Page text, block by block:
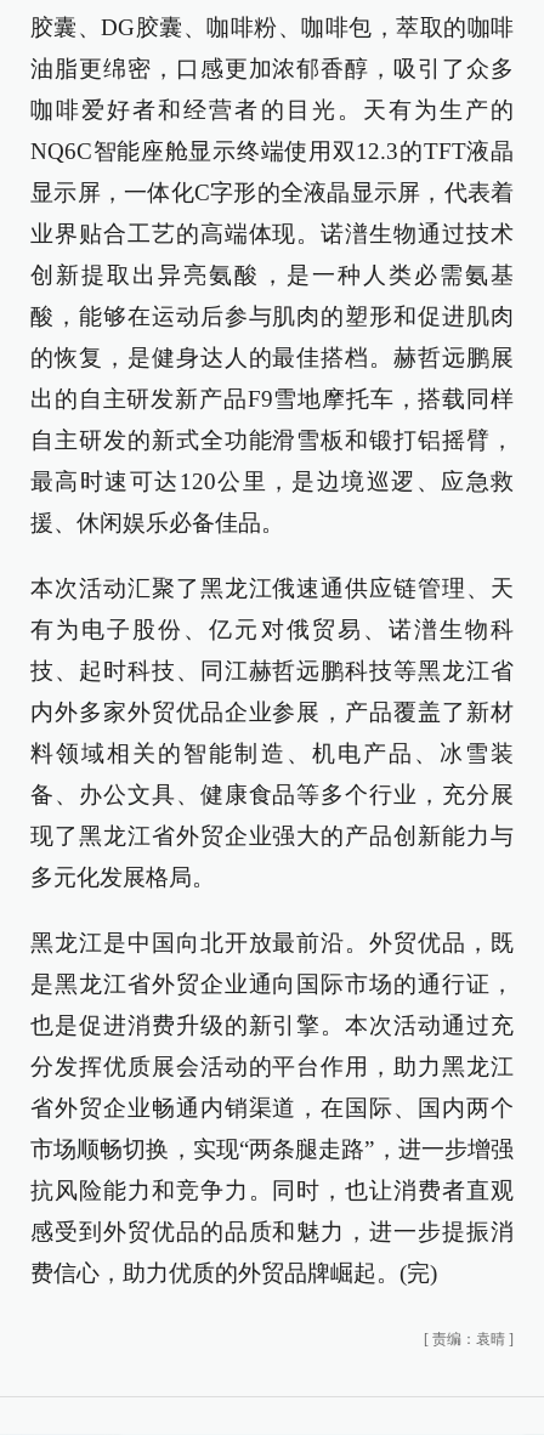
胶囊、DG胶囊、咖啡粉、咖啡包，萃取的咖啡
油脂更绵密，口感更加浓郁香醇，吸引了众多
咖啡爱好者和经营者的目光。天有为生产的
NQ6C智能座舱显示终端使用双12.3的TFT液晶
显示屏，一体化C字形的全液晶显示屏，代表着
业界贴合工艺的高端体现。诺潽生物通过技术
创新提取出异亮氨酸，是一种人类必需氨基
酸，能够在运动后参与肌肉的塑形和促进肌肉
的恢复，是健身达人的最佳搭档。赫哲远鹏展
出的自主研发新产品F9雪地摩托车，搭载同样
自主研发的新式全功能滑雪板和锻打铝摇臂，
最高时速可达120公里，是边境巡逻、应急救
援、休闲娱乐必备佳品。
本次活动汇聚了黑龙江俄速通供应链管理、天
有为电子股份、亿元对俄贸易、诺潽生物科
技、起时科技、同江赫哲远鹏科技等黑龙江省
内外多家外贸优品企业参展，产品覆盖了新材
料领域相关的智能制造、机电产品、冰雪装
备、办公文具、健康食品等多个行业，充分展
现了黑龙江省外贸企业强大的产品创新能力与
多元化发展格局。
黑龙江是中国向北开放最前沿。外贸优品，既
是黑龙江省外贸企业通向国际市场的通行证，
也是促进消费升级的新引擎。本次活动通过充
分发挥优质展会活动的平台作用，助力黑龙江
省外贸企业畅通内销渠道，在国际、国内两个
市场顺畅切换，实现“两条腿走路”，进一步增强
抗风险能力和竞争力。同时，也让消费者直观
感受到外贸优品的品质和魅力，进一步提振消
费信心，助力优质的外贸品牌崛起。(完)
[ 责编：袁晴 ]